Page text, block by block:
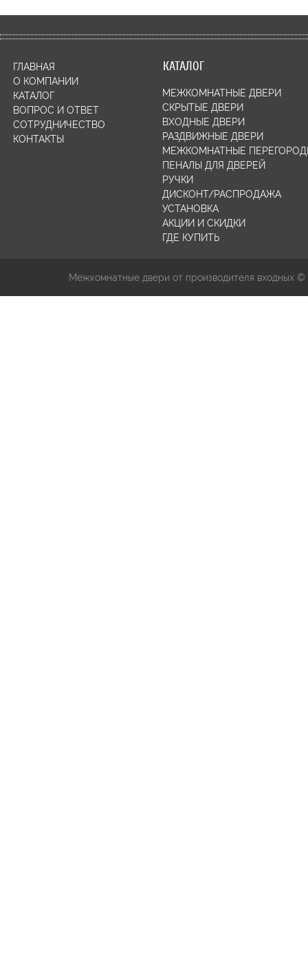
ГЛАВНАЯ
О КОМПАНИИ
КАТАЛОГ
ВОПРОС И ОТВЕТ
СОТРУДНИЧЕСТВО
КОНТАКТЫ
КАТАЛОГ
МЕЖКОМНАТНЫЕ ДВЕРИ
СКРЫТЫЕ ДВЕРИ
ВХОДНЫЕ ДВЕРИ
РАЗДВИЖНЫЕ ДВЕРИ
МЕЖКОМНАТНЫЕ
ПЕНАЛЫ ДЛЯ ДВЕРЕЙ
РУЧКИ
ДИСКОНТ/РАСПРОДАЖА
УСТАНОВКА
АКЦИИ И СКИДКИ
ГДЕ КУПИТЬ
Межкомнатные двери от производителя входных